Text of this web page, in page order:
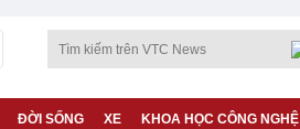
ĐỜI SỐNG XE KHOA HỌC CÔNG NGHỆ